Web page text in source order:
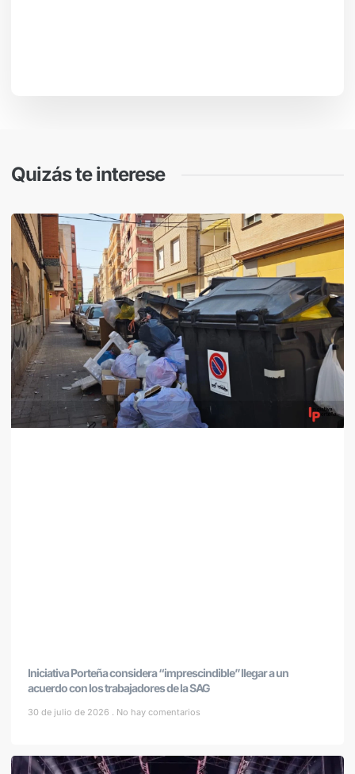
Quizás te interese
Iniciativa Porteña considera “imprescindible” llegar a un
acuerdo con los trabajadores de la SAG
30 de julio de 2026 No hay comentarios